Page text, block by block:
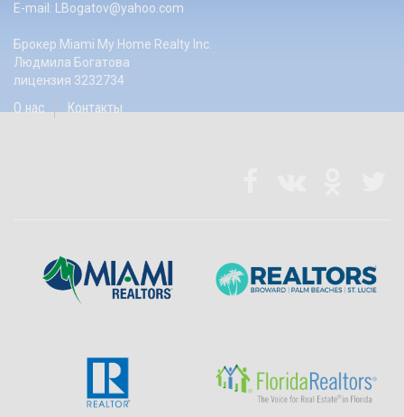
E-mail: LBogatov@yahoo.com
Брокер Miami My Home Realty Inc.
Людмила Богатова
лицензия 3232734
О нас Контакты